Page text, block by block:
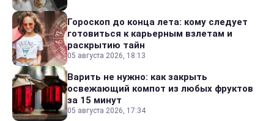
Гороскоп до конца лета: кому следует
готовиться к карьерным взлетам и
раскрытию тайн
05 августа 2026, 18:13
Варить не нужно: как закрыть
освежающий компот из любых фруктов
за 15 минут
05 августа 2026, 17:34